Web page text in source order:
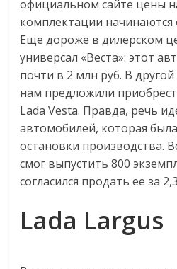
официальном сайте цены
комплектации начинаются
Еще дороже в дилерском
универсал «Веста»: этот
почти в 2 млн руб. В
нам предложили
Lada Vesta. Правда, речь
автомобилей, которая
остановки производства.
смог выпустить 800
согласился продать ее за
Lada Largus